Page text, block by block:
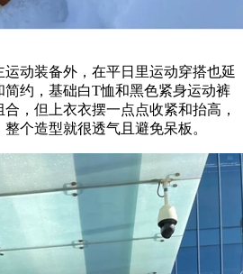
动装备外，在平日里运动穿搭也延
约，基础白T恤和黑色紧身运动裤
，但上衣衣摆一点点收紧和抬高，
个造型就很透气且避免呆板。